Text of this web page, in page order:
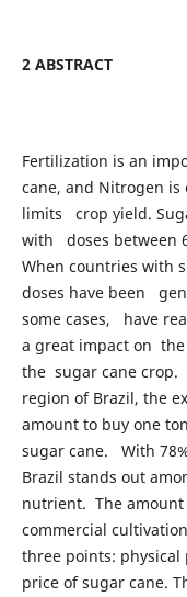
2 ABSTRACT
Fertilization is an
cane, and Nitrogen
limits crop yield.
with doses between
When countries with
doses have been
some cases, have
a great impact on
the sugar cane crop.
region of Brazil, the
amount to buy one
sugar cane. With
Brazil stands out
nutrient. The
commercial
three points: physical
price of sugar cane.